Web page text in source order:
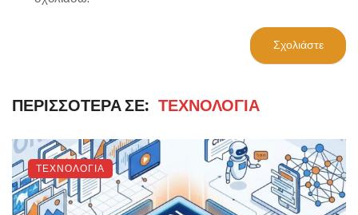
ΠΕΡΙΣΣΌΤΕΡΑ ΣΕ: ΤΕΧΝΟΛΟΓΙΑ
ΤΕΧΝΟΛΟΓΙΑ